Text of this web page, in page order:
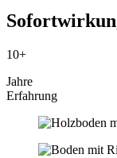
10+
Jahre
Erfahrung